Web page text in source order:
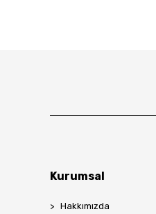
Kurumsal
Hakkımızda